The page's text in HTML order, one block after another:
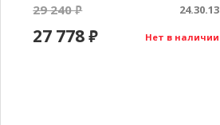
29 240₽ 24.30.13
Нет в наличии
27 778₽